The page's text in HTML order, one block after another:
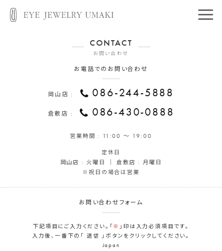
CONTACT
お問い合わせ
お電話でのお問い合わせ
岡山店 : 086-244-5888
倉敷店 : 086-430-0888
営業時間 : 11:00 ～ 19:00
定休日
岡山店 : 火曜日 ｜ 倉敷店 : 月曜日
※祝日の場合は営業
お問い合わせフォーム
下記項目にご入力ください。「※ 」印は入力必須項目です。
入力後、一番下の「 送信 」ボタンをクリックしてください。
Japan